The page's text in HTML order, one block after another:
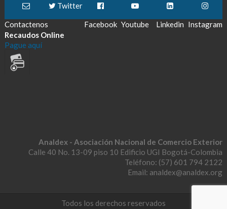
Contactenos
Twitter
Facebook Youtube Linkedin Instagram
Recaudos Online
Pague aquí
Analdex - Asociación Nacional de Comercio Exterior
Calle 40 No. 13-09 piso 10 Edificio UGI Bogotá-Colombia
Teléfono: (57) 601 794 2122
Email: analdex@analdex.org
Todos los derechos reservados